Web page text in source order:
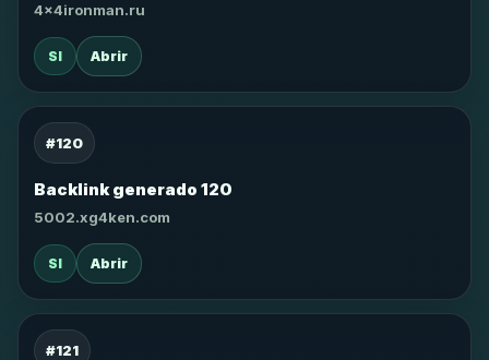
4x4ironman.ru
SI Abrir
#120
Backlink generado 120
5002.xg4ken.com
SI Abrir
#121